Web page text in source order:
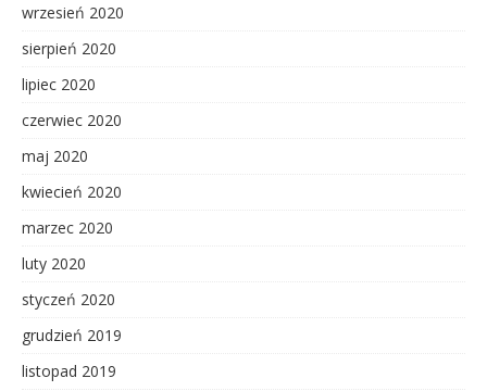
wrzesień 2020
sierpień 2020
lipiec 2020
czerwiec 2020
maj 2020
kwiecień 2020
marzec 2020
luty 2020
styczeń 2020
grudzień 2019
listopad 2019